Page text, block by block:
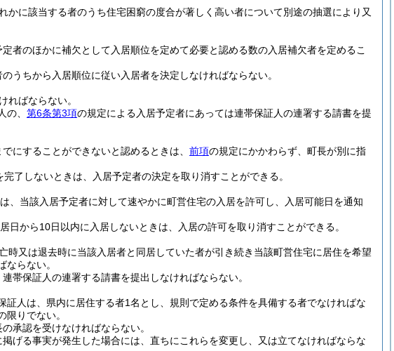
かに該当する者のうち住宅困窮の度合が著しく高い者について別途の抽選により又
者のほかに補欠として入居順位を定めて必要と認める数の入居補欠者を定めるこ
うちから入居順位に従い入居者を決定しなければならない。
ればならない。
、 第6条第3項の規定による入居予定者にあっては連帯保証人の連署する請書を提
にすることができないと認めるときは、 前項の規定にかかわらず、町長が別に指
完了しないときは、入居予定者の決定を取り消すことができる。
、当該入居予定者に対して速やかに町営住宅の入居を許可し、入居可能日を通知
日から10日以内に入居しないときは、入居の許可を取り消すことができる。
又は退去時に当該入居者と同居していた者が引き続き当該町営住宅に居住を希望
らない。
帯保証人の連署する請書を提出しなければならない。
証人は、県内に居住する者1名とし、規則で定める条件を具備する者でなければな
りでない。
承認を受けなければならない。
げる事実が発生した場合には、直ちにこれらを変更し、又は立てなければならな